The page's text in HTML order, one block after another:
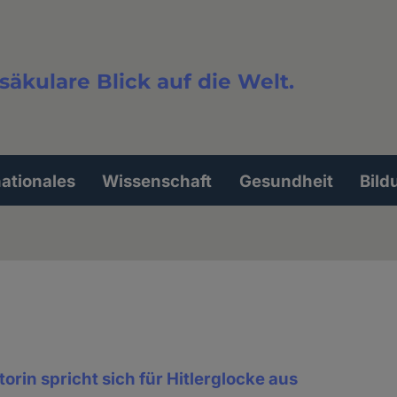
Blick auf die Welt.
Wissenschaft Gesundheit
spricht sich für Hitlerglocke aus